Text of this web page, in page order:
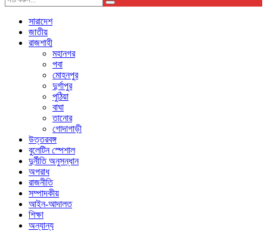
সারাদেশ
জাতীয়
রাজশাহী
মহানগর
পবা
মোহনপুর
দুর্গাপুর
পুঠিয়া
বাঘা
তানোর
গোদাগাড়ী
উত্তরবঙ্গ
বুলেটিন স্পেশাল
দুর্নীতি অনুসন্ধান
অপরাধ
রাজনীতি
সম্পাদকীয়
আইন-আদালত
শিক্ষা
অন্যান্য